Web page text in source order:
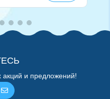
акций и предложений!